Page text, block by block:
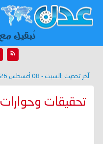
آخر تحديث : السبت - 08 أغسطس 2026 - 12:00 م
تحقيقات وحوارات